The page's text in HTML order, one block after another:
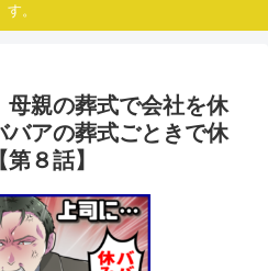
す。
母親の葬式で会社を休
バアの葬式ごときで休
８話】